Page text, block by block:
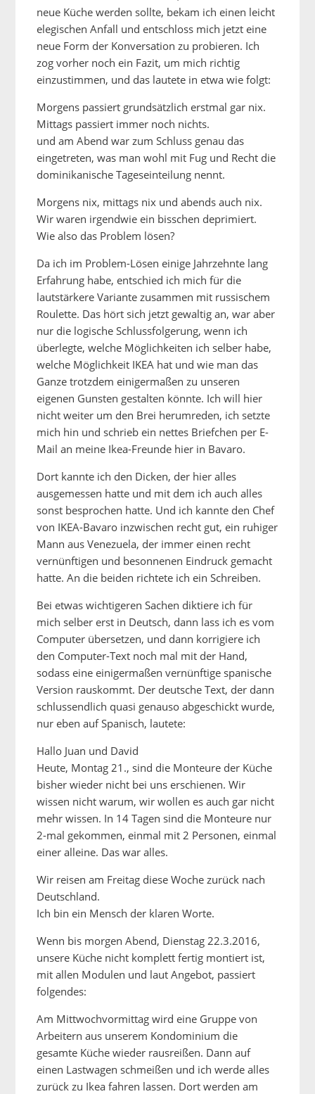
neue Küche werden sollte, bekam ich einen leicht
elegischen Anfall und entschloss mich jetzt eine
neue Form der Konversation zu probieren. Ich
zog vorher noch ein Fazit, um mich richtig
einzustimmen, und das lautete in etwa wie folgt:
Morgens passiert grundsätzlich erstmal gar nix.
Mittags passiert immer noch nichts.
und am Abend war zum Schluss genau das
eingetreten, was man wohl mit Fug und Recht die
dominikanische Tageseinteilung nennt.
Morgens nix, mittags nix und abends auch nix.
Wir waren irgendwie ein bisschen deprimiert.
Wie also das Problem lösen?
Da ich im Problem-Lösen einige Jahrzehnte lang
Erfahrung habe, entschied ich mich für die
lautstärkere Variante zusammen mit russischem
Roulette. Das hört sich jetzt gewaltig an, war aber
nur die logische Schlussfolgerung, wenn ich
überlegte, welche Möglichkeiten ich selber habe,
welche Möglichkeit IKEA hat und wie man das
Ganze trotzdem einigermaßen zu unseren
eigenen Gunsten gestalten könnte. Ich will hier
nicht weiter um den Brei herumreden, ich setzte
mich hin und schrieb ein nettes Briefchen per E-
Mail an meine Ikea-Freunde hier in Bavaro.
Dort kannte ich den Dicken, der hier alles
ausgemessen hatte und mit dem ich auch alles
sonst besprochen hatte. Und ich kannte den Chef
von IKEA-Bavaro inzwischen recht gut, ein ruhiger
Mann aus Venezuela, der immer einen recht
vernünftigen und besonnenen Eindruck gemacht
hatte. An die beiden richtete ich ein Schreiben.
Bei etwas wichtigeren Sachen diktiere ich für
mich selber erst in Deutsch, dann lass ich es vom
Computer übersetzen, und dann korrigiere ich
den Computer-Text noch mal mit der Hand,
sodass eine einigermaßen vernünftige spanische
Version rauskommt. Der deutsche Text, der dann
schlussendlich quasi genauso abgeschickt wurde,
nur eben auf Spanisch, lautete:
Hallo Juan und David
Heute, Montag 21., sind die Monteure der Küche
bisher wieder nicht bei uns erschienen. Wir
wissen nicht warum, wir wollen es auch gar nicht
mehr wissen. In 14 Tagen sind die Monteure nur
2-mal gekommen, einmal mit 2 Personen, einmal
einer alleine. Das war alles.
Wir reisen am Freitag diese Woche zurück nach
Deutschland.
Ich bin ein Mensch der klaren Worte.
Wenn bis morgen Abend, Dienstag 22.3.2016,
unsere Küche nicht komplett fertig montiert ist,
mit allen Modulen und laut Angebot, passiert
folgendes:
Am Mittwochvormittag wird eine Gruppe von
Arbeitern aus unserem Kondominium die
gesamte Küche wieder rausreißen. Dann auf
einen Lastwagen schmeißen und ich werde alles
zurück zu Ikea fahren lassen. Dort werden am